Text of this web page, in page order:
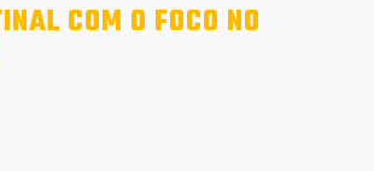
COM O FOCO NO